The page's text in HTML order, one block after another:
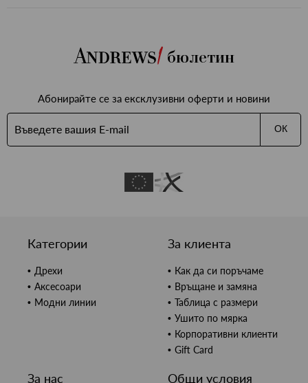
бюлетин
Абонирайте се за ексклузивни оферти и новини
ОК
Категории
Дрехи
Аксесоари
Модни линии
За клиента
Как да си поръчаме
Връщане и замяна
Таблица с размери
Ушито по мярка
Корпоративни клиенти
Gift Card
За нас Общи условия